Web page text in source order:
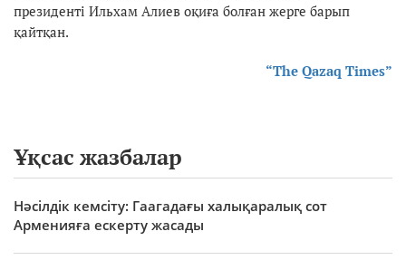
президенті Ильхам Алиев оқиға болған жерге барып
қайтқан.
“The Qazaq Times”
Ұқсас жазбалар
Нәсілдік кемсіту: Гаагадағы халықаралық сот
Арменияға ескерту жасады